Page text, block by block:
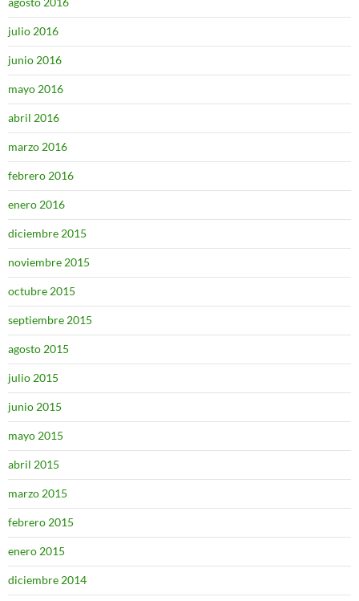
julio 2016
junio 2016
mayo 2016
abril 2016
marzo 2016
febrero 2016
enero 2016
diciembre 2015
noviembre 2015
octubre 2015
septiembre 2015
agosto 2015
julio 2015
junio 2015
mayo 2015
abril 2015
marzo 2015
febrero 2015
enero 2015
diciembre 2014